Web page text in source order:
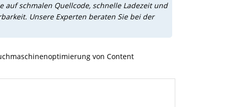
auf schmalen Quellcode, schnelle Ladezeit und
Unsere Experten beraten Sie bei der
von Content